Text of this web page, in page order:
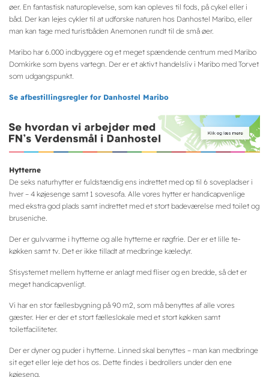
øer. En fantastisk naturoplevelse, som kan opleves til fods, på cykel eller i
båd. Der kan lejes cykler til at udforske naturen hos Danhostel Maribo, eller
man kan tage med turistbåden Anemonen rundt til de små øer.
Maribo har 6.000 indbyggere og et meget spændende centrum med Maribo
Domkirke som byens vartegn. Der er et aktivt handelsliv i Maribo med Torvet
som udgangspunkt.
Se afbestillingsregler for Danhostel Maribo
Hytterne
De seks naturhytter er fuldstændig ens indrettet med op til 6 sovepladser i
hver – 4 køjesenge samt 1 sovesofa. Alle vores hytter er handicapvenlige
med ekstra god plads samt indrettet med et stort badeværelse med toilet og
bruseniche.
Der er gulvvarme i hytterne og alle hytterne er røgfrie. Der er et lille te-
køkken samt tv. Det er ikke tilladt at medbringe kæledyr.
Stisystemet mellem hytterne er anlagt med fliser og en bredde, så det er
meget handicapvenligt.
Vi har en stor fællesbygning på 90 m2, som må benyttes af alle vores
gæster. Her er der et stort fælleslokale med et stort køkken samt
toiletfaciliteter.
Der er dyner og puder i hytterne. Linned skal benyttes – man kan medbringe
sit eget eller leje det hos os. Dette findes i bedrollers under den ene
køjeseng.